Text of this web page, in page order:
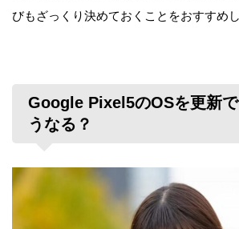
びもざっくり決めておくことをおすすめし
Google Pixel5のOSを更新
うなる？